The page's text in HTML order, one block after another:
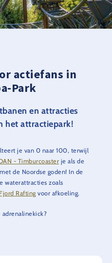
actiefans in
Park
en attracties
het attractiepark!
je van 0 naar 100, terwijl
- Timburcoaster je als de
de Noordse goden! In de
waterattracties zoals
Fjord Rafting voor afkoeling.
adrenalinekick?